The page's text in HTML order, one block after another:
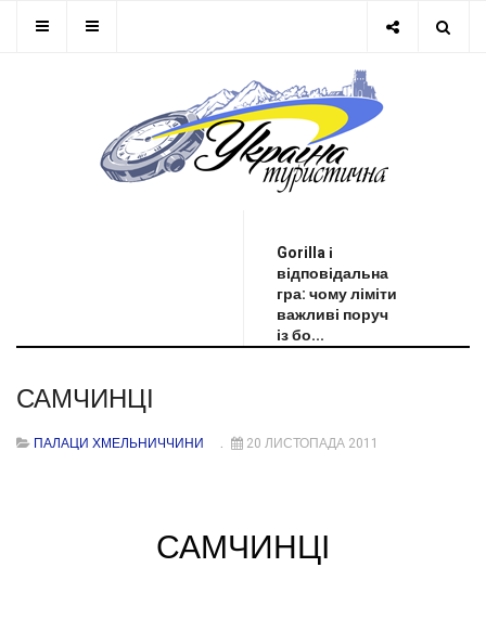
Gorilla і
відповідальна
гра: чому ліміти
важливі поруч
із бо...
САМЧИНЦІ
ПАЛАЦИ ХМЕЛЬНИЧЧИНИ 20 ЛИСТОПАДА 2011
САМЧИНЦІ